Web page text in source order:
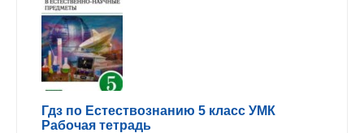
Гдз по Естествознанию 5 класс УМК
Рабочая тетрадь